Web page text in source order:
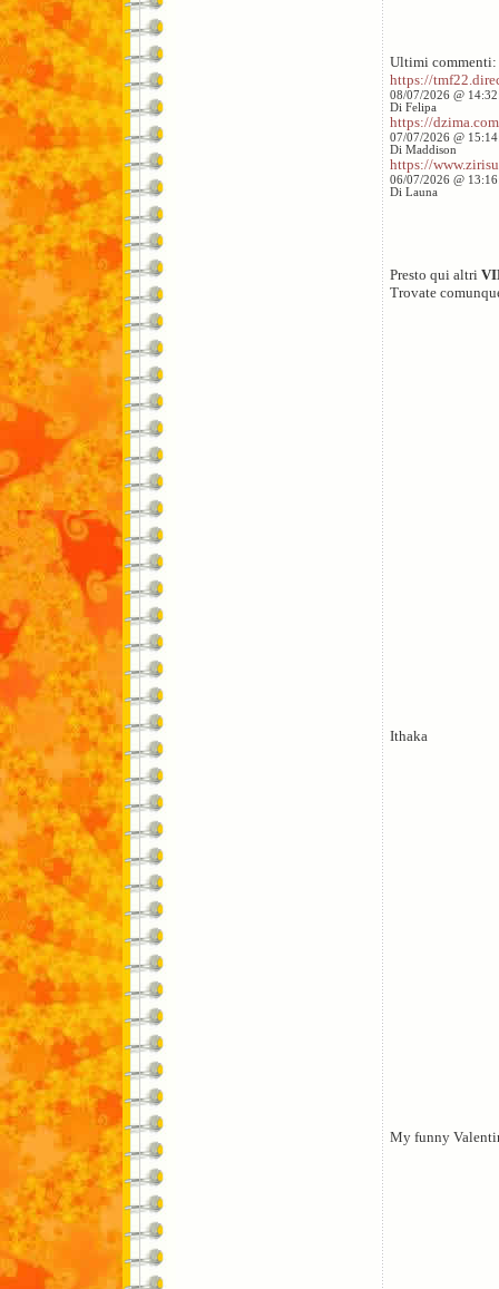
Ultimi commenti:
https://
08/07/2026 @
Di Felipa
https://
07/07/2026 @
Di Maddison
https://
06/07/2026 @
Di Launa
Presto qui altri
Trovate
Ithaka
My funny